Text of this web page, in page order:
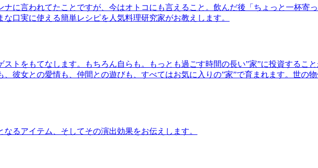
ナに言われてたことですが、今はオトコにも言えること。飲んだ後「ちょっと一杯寄
口実に使える簡単レシピを人気料理研究家がお教えします。
トをもてなします。もちろん自らも。もっとも過ごす時間の長い”家”に投資するこ
彼女との愛情も、仲間との遊びも、すべてはお気に入りの”家”で育まれます。世の
るアイテム、そしてその演出効果をお伝えします。